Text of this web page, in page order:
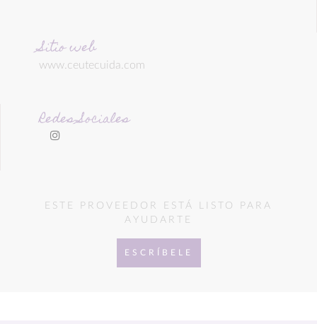
Sitio web
www.ceutecuida.com
Redes Sociales
ESTE PROVEEDOR ESTÁ LISTO PARA
AYUDARTE
ESCRÍBELE